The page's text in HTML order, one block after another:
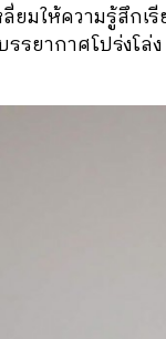
ยมให้ความรู้สึกเ
รยากาศโปร่งโ